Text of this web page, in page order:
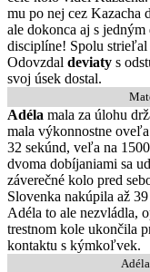
mu po nej cez Kazacha
ale dokonca aj s
disciplíne! Spolu
Odovzdal deviaty s
svoj úsek dostal.
Adéla mala za úlohu
mala výkonnostne
32 sekúnd, veľa na
dvoma dobíjaniami sa
záverečné kolo pred
Slovenka nakúpila až
Adéla to ale nezvládla,
trestnom kole ukončila
kontaktu s kýmkoľvek.